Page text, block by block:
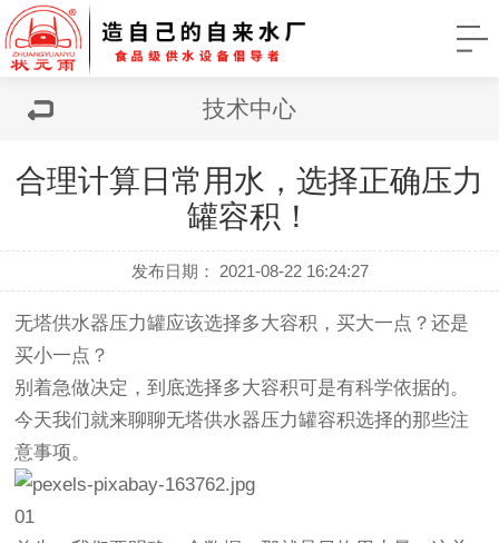
技术中心
合理计算日常用水，选择正确压力
罐容积！
发布日期： 2021-08-22 16:24:27
无塔供水器压力罐应该选择多大容积，买大一点？还是
买小一点？
别着急做决定，到底选择多大容积可是有科学依据的。
今天我们就来聊聊无塔供水器压力罐容积选择的那些注
意事项。
01